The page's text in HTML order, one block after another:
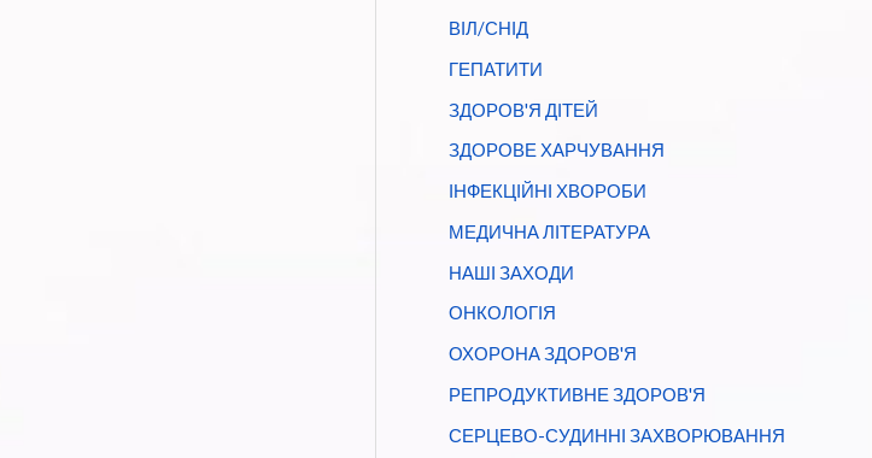
ВІЛ/СНІД
ГЕПАТИТИ
ЗДОРОВ'Я ДІТЕЙ
ЗДОРОВЕ ХАРЧУВАННЯ
ІНФЕКЦІЙНІ ХВОРОБИ
МЕДИЧНА ЛІТЕРАТУРА
НАШІ ЗАХОДИ
ОНКОЛОГІЯ
ОХОРОНА ЗДОРОВ'Я
РЕПРОДУКТИВНЕ ЗДОРОВ'Я
СЕРЦЕВО-СУДИННІ ЗАХВОРЮВАННЯ